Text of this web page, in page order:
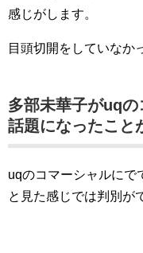
感じがします。
目頭切開をしていなか
多部未華子がuqの
話題になったこと
uqのコマーシャルにで
と見た感じでは判別が